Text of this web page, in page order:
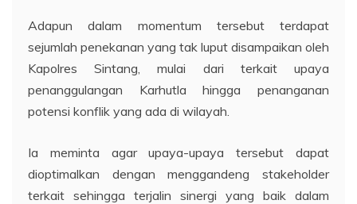
Adapun dalam momentum tersebut terdapat
sejumlah penekanan yang tak luput disampaikan oleh
Kapolres Sintang, mulai dari terkait upaya
penanggulangan Karhutla hingga penanganan
potensi konflik yang ada di wilayah.
Ia meminta agar upaya-upaya tersebut dapat
dioptimalkan dengan menggandeng stakeholder
terkait sehingga terjalin sinergi yang baik dalam